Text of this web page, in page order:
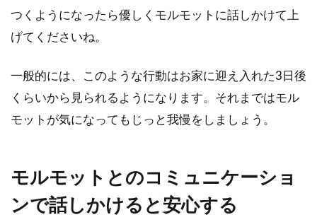
モルモットが巣箱から出てこな
い。飼い始めの接し方のポイン
ト
慣れるまでには時間が必要です...
つくようになったら優しくモルモットに話しかけて上
げてくださいね。
一般的には、このような行動はお家に迎え入れた3日後
くらいから見られるようになります。それまではモル
モットが気になってもじっと我慢をしましょう。
モルモットとのコミュニケーショ
ンで話しかけると安心する